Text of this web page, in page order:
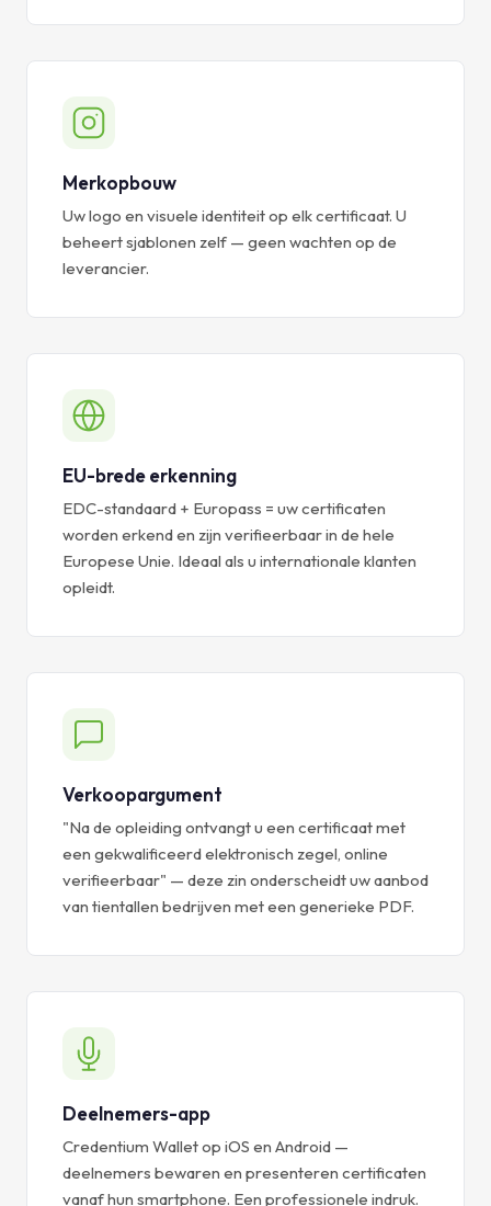
Merkopbouw
Uw logo en visuele identiteit op elk certificaat. U
beheert sjablonen zelf — geen wachten op de
leverancier.
EU-brede erkenning
EDC-standaard + Europass = uw certificaten
worden erkend en zijn verifieerbaar in de hele
Europese Unie. Ideaal als u internationale klanten
opleidt.
Verkoopargument
"Na de opleiding ontvangt u een certificaat met
een gekwalificeerd elektronisch zegel, online
verifieerbaar" — deze zin onderscheidt uw aanbod
van tientallen bedrijven met een generieke PDF.
Deelnemers-app
Credentium Wallet op iOS en Android —
deelnemers bewaren en presenteren certificaten
vanaf hun smartphone. Een professionele indruk.